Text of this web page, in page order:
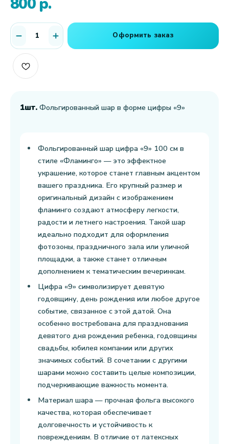
Оформить заказ
1шт. Фольгированный шар в форме цифры «9»
Фольгированный шар цифра «9» 100 см в
стиле «Фламинго» — это эффектное
украшение, которое станет главным акцентом
вашего праздника. Его крупный размер и
оригинальный дизайн с изображением
фламинго создают атмосферу легкости,
радости и летнего настроения. Такой шар
идеально подходит для оформления
фотозоны, праздничного зала или уличной
площадки, а также станет отличным
дополнением к тематическим вечеринкам.
Цифра «9» символизирует девятую
годовщину, день рождения или любое другое
событие, связанное с этой датой. Она
особенно востребована для празднования
девятого дня рождения ребенка, годовщины
свадьбы, юбилея компании или других
значимых событий. В сочетании с другими
шарами можно составить целые композиции,
подчеркивающие важность момента.
Материал шара — прочная фольга высокого
качества, которая обеспечивает
долговечность и устойчивость к
повреждениям. В отличие от латексных